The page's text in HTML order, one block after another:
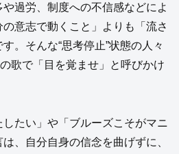
過労、制度への不信感などによ
意志で動くこと」よりも「流さ
。そんな“思考停止”状態の人々
歌で「目を覚ませ」と呼びかけ
たい」や「ブルーズこそがマニ
、自分自身の信念を曲げずに、